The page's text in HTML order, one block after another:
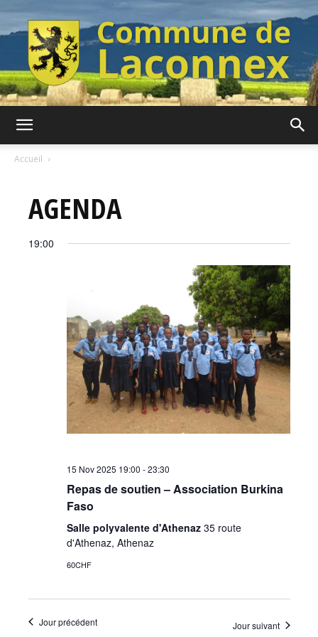
Accueil
AGENDA
19:00
15 Nov 2025 19:00 -23:30
Repas de soutien – Association Burkina
Faso
Salle polyvalente d'Athenaz 35 route
d'Athenaz, Athenaz
60CHF
Jour précédent Jour suivant